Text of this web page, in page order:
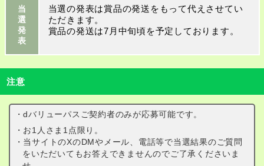
当
選
発
表
当選の発表は賞品の発送をもって代えさせてい
ただきます。
賞品の発送は7月中旬頃を予定しております。
注意
・dバリューパスご契約者のみが応募可能です。
・お1人さま1点限り。
・当サイトのXのDMやメール、電話等で当選結果のご質問
をいただいてもお答えできませんのでご了承くださいま